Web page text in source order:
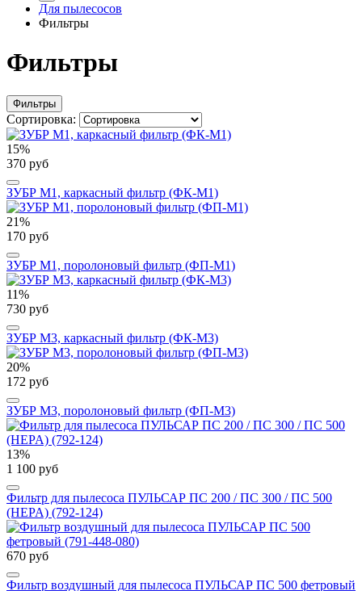
Для пылесосов
Фильтры
Фильтры
Фильтры
Сортировка:
15%
370 руб
ЗУБР М1, каркасный фильтр (ФК-М1)
21%
170 руб
ЗУБР М1, поролоновый фильтр (ФП-М1)
11%
730 руб
ЗУБР М3, каркасный фильтр (ФК-М3)
20%
172 руб
ЗУБР М3, поролоновый фильтр (ФП-М3)
13%
1 100 руб
Фильтр для пылесоса ПУЛЬСАР ПС 200 / ПС 300 / ПС 500
(HEPA) (792-124)
670 руб
Фильтр воздушный для пылесоса ПУЛЬСАР ПС 500 фетровый